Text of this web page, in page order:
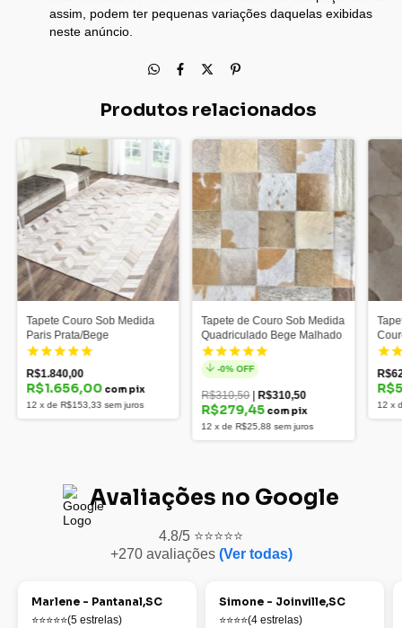
assim, podem ter pequenas variações daquelas exibidas
neste anúncio.
Produtos relacionados
Tapete Couro Sob Medida
Paris Prata/Bege
R$1.840,00
R$1.656,00com pix
12 xde R$153,33 sem juros
Tapete de Couro Sob Medida
Quadriculado Bege Malhado
-0% OFF
R$310,50 R$310,50
R$279,45 com pix
12 xde R$25,88 sem juros
12 x
Avaliações no Google
4.8/5 ⭐⭐⭐⭐⭐
+270 avaliações (Ver todas)
Marlene - Pantanal,SC
⭐⭐⭐⭐⭐(5 estrelas)
Simone - Joinville,SC
⭐⭐⭐⭐(4 estrelas)